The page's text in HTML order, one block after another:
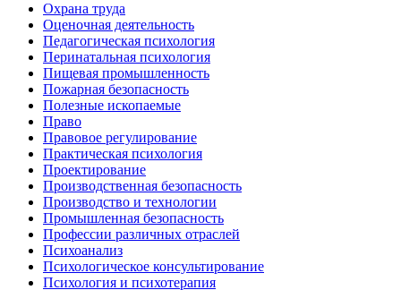
Охрана труда
Оценочная деятельность
Педагогическая психология
Перинатальная психология
Пищевая промышленность
Пожарная безопасность
Полезные ископаемые
Право
Правовое регулирование
Практическая психология
Проектирование
Производственная безопасность
Производство и технологии
Промышленная безопасность
Профессии различных отраслей
Психоанализ
Психологическое консультирование
Психология и психотерапия